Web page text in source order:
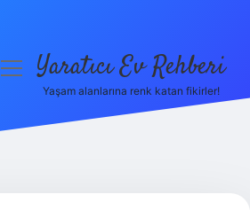
menüyüYaratıcı Ev Rehberi
Yaşam alanlarına renk katan fikirler!